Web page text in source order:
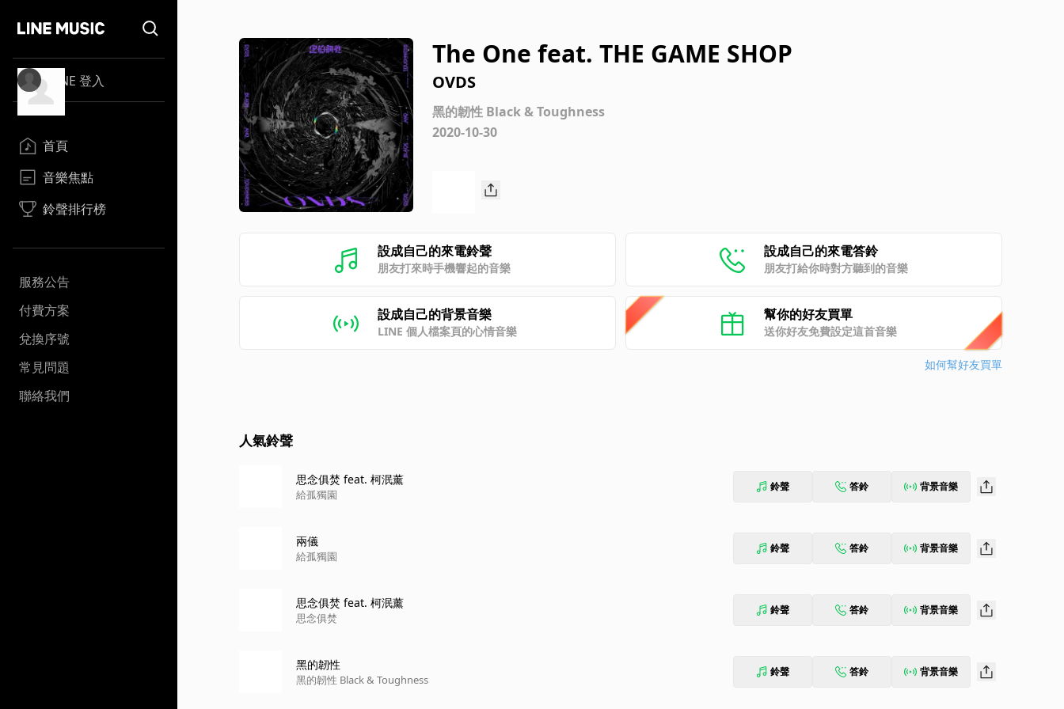
LINE 登入
首頁
音樂焦點
鈴聲排行榜
服務公告
付費方案
兌換序號
常見問題
聯絡我們
The One feat. THE GAME SHOP
OVDS
黑的韌性 Black & Toughness
2020-10-30
設成自己的來電鈴聲
朋友打來時手機響起的音樂
設成自己的來電答鈴
朋友打給你時對方聽到的音樂
設成自己的背景音樂
LINE 個人檔案頁的心情音樂
幫你的好友買單
送你好友免費設定這首音樂
如何幫好友買單
人氣鈴聲
思念俱焚 feat. 柯泯薰
給孤獨園
鈴聲 答鈴 背景音樂
兩儀
給孤獨園
鈴聲 答鈴 背景音樂
思念俱焚 feat. 柯泯薰
思念俱焚
鈴聲 答鈴 背景音樂
黑的韌性
黑的韌性 Black & Toughness
鈴聲 答鈴 背景音樂